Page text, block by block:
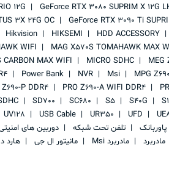
GeForce RTX 3080 SUPRIM X 12G
12G
GeForce RTX 3090 Ti
3X 24G OC
HDD ACCESSORY
HIKSEMI
Hikvision
MAG X570S TOMAHAWK MAX
WIFI
MEG
MICRO SDHC
CARBON MAX WIFI
MPG
Msi
NVR
Power Bank
PRO Z690-A WIFI DDR4
Z690-P DDR4
S40G
S5
SC680
SD700
UFD
UR350
USB Cable
UV128
پاوربانک تلفن تحت شبکه دوربین های
مادربرد مادربرد Msi مانیتور ال جی هارد